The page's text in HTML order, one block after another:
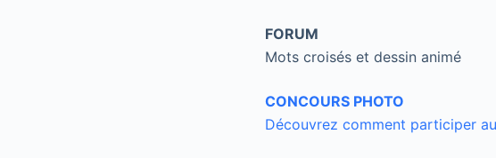
FORUM
Mots croisés et dessin animé
CONCOURS PHOTO
Découvrez comment participer